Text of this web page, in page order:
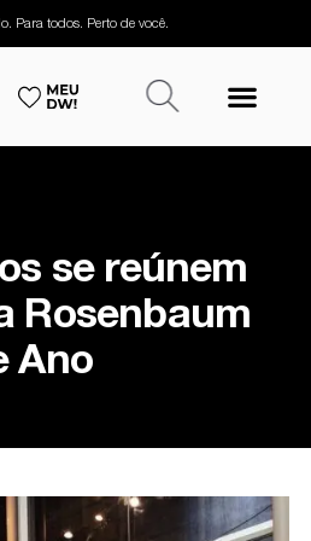
Para todos. Perto de você.
se reúnem
Rosenbaum
Ano